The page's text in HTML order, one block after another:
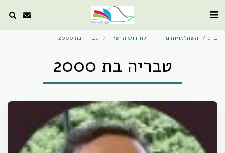
בית השתלמויות מורי דרך לחידוש הרשיון טבריה בת 2000
טבריה בת 2000